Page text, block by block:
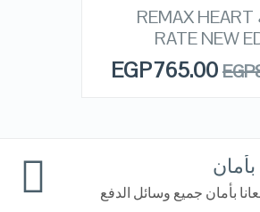
QUICK LOOK
سماعه REMAX HEART
RATE NEW
EGP
EGP765.00
بأمان جميع وسائل الدفع